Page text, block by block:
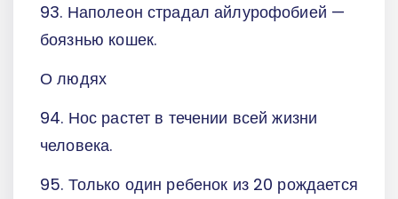
93. Наполеон страдал айлурофобией —
боязнью кошек.
О людях
94. Нос растет в течении всей жизни
человека.
95. Только один ребенок из 20 рождается